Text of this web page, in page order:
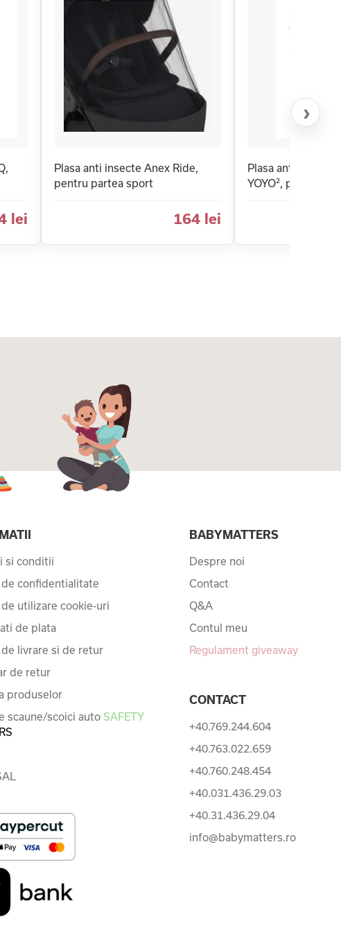
lei
Plasa anti insecte Anex Ride,
pentru partea sport
164 lei
Plasa anti insecte
YOYO², pentru
›
si conditii
confidentialitate
utilizare cookie-uri
de plata
livrare si de retur
de retur
produselor
scaune/scoici auto SAFETY
BABYMATTERS
Despre noi
Contact
Q&A
Contul meu
Regulament giveaway
CONTACT
+40.769.244.604
+40.763.022.659
+40.760.248.454
+40.031.436.29.03
+40.31.436.29.04
info@babymatters.ro